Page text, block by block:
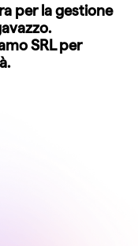
per la gestione
SRL per